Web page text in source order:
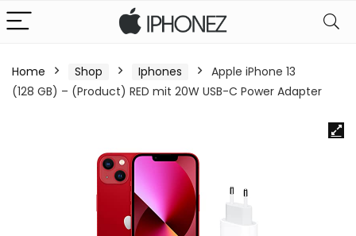
Home Shop Iphones
Apple iPhone 13
(128 GB) – (Product) RED mit 20W USB-C Power Adapter